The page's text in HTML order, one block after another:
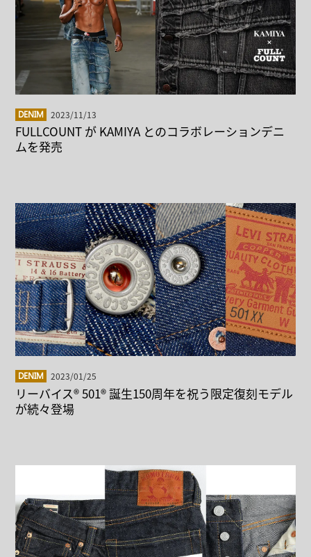
DENIM 2023/11/13
FULLCOUNT が KAMIYA とのコラボレーションデニ
ムを発売
DENIM 2023/01/25
リーバイス® 501® 誕生150周年を祝う限定復刻モデル
が続々登場